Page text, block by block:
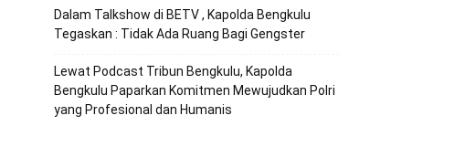
Dalam Talkshow di BETV , Kapolda Bengkulu
Tegaskan : Tidak Ada Ruang Bagi Gengster
Lewat Podcast Tribun Bengkulu, Kapolda
Bengkulu Paparkan Komitmen Mewujudkan Polri
yang Profesional dan Humanis